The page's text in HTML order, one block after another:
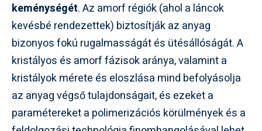
keménységét. Az amorf régiók (ahol a láncok
kevésbé rendezettek) biztosítják az anyag
bizonyos fokú rugalmasságát és ütésállóságát. A
kristályos és amorf fázisok aránya, valamint a
kristályok mérete és eloszlása mind befolyásolja
az anyag végső tulajdonságait, és ezeket a
paramétereket a polimerizációs körülmények és a